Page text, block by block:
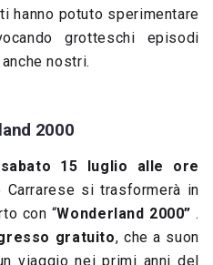
hanno potuto sperimentare
grotteschi episodi
nostri.
2000
sabato 15 luglio alle ore
Carrarese si trasformerà in
con “Wonderland 2000” .
gratuito, che a suon
viaggio nei primi anni del